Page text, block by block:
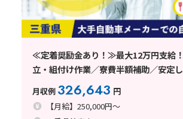
≪定着奨励金あり！≫最大12万円支給
立・組付け作業／寮費半額補助／安定
重県鈴鹿市
月収例 326,643 円
【月給】250,000円～